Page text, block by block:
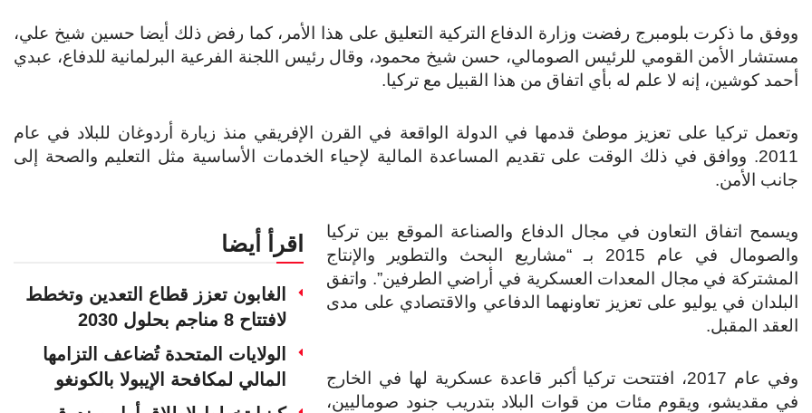
ووفق ما ذكرت بلومبرج رفضت وزارة الدفاع التركية التعليق على هذا الأمر، كما رفض ذلك أيضا حسين شيخ علي،
مستشار الأمن القومي للرئيس الصومالي، حسن شيخ محمود، وقال رئيس اللجنة الفرعية البرلمانية للدفاع، عبدي
أحمد كوشين، إنه لا علم له بأي اتفاق من هذا القبيل مع تركيا.
وتعمل تركيا على تعزيز موطئ قدمها في الدولة الواقعة في القرن الإفريقي منذ زيارة أردوغان للبلاد في عام
2011. ووافق في ذلك الوقت على تقديم المساعدة المالية لإحياء الخدمات الأساسية مثل التعليم والصحة إلى
جانب الأمن.
اقرأ أيضا
الغابون تعزز قطاع التعدين وتخطط
لافتتاح 8 مناجم بحلول 2030
الولايات المتحدة تُضاعف التزامها
المالي لمكافحة الإيبولا بالكونغو
ويسمح اتفاق التعاون في مجال الدفاع والصناعة الموقع بين تركيا
والصومال في عام 2015 بـ “مشاريع البحث والتطوير والإنتاج
المشتركة في مجال المعدات العسكرية في أراضي الطرفين”. واتفق
البلدان في يوليو على تعزيز تعاونهما الدفاعي والاقتصادي على مدى
العقد المقبل.
وفي عام 2017، افتتحت تركيا أكبر قاعدة عسكرية لها في الخارج
في مقديشو، ويقوم مئات من قوات البلاد بتدريب جنود صوماليين،